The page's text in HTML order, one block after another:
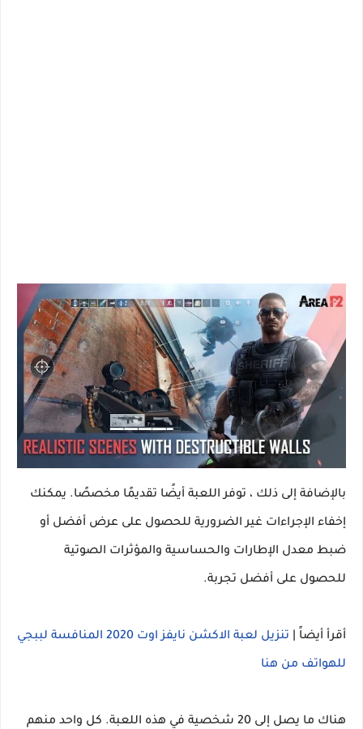
بالإضافة إلى ذلك ، توفر اللعبة أيضًا تقديمًا مخصصًا. يمكنك
إخفاء الإجراءات غير الضرورية للحصول على عرض أفضل أو
ضبط معدل الإطارات والحساسية والمؤثرات الصوتية
للحصول على أفضل تجربة.
أقرأ أيضاً | تنزيل لعبة الاكشن نايفز اوت 2020 المنافسة لببجي
للهواتف من هنا
هناك ما يصل إلى 20 شخصية في هذه اللعبة. كل واحد منهم